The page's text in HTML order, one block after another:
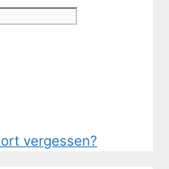
vergessen?